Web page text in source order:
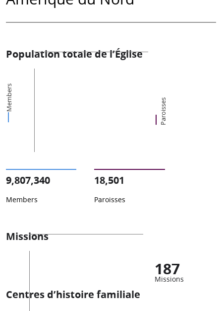
Population totale de l’Église
Members Paroisses
9,807,340
Members
18,501
Paroisses
Missions
187
Missions
Centres d’histoire familiale